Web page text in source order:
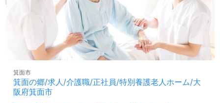
に立ちたい、おもてなしの心で寄り添いたい』『介護知識
や技術力、専門性を高めたい』『働きがいを感じながら仕
事をしたい』『転職で施設形態や環境を変えて働きたい』
等の方も大歓迎です！募集詳細等、担当コンサルタントよ
りご案内します。お問い合わせも遠慮なくお願いします。
しは【ウィルオブ介護】＊求人情報収集、将来的に検討の
方も遠慮なく＊
LINE、メール、お電話などご希望に応じてお問い合わせ/ご
箕面の郷/求人/介護職/正社員/特別養護老人ホーム/大
阪府箕面市
箕面市